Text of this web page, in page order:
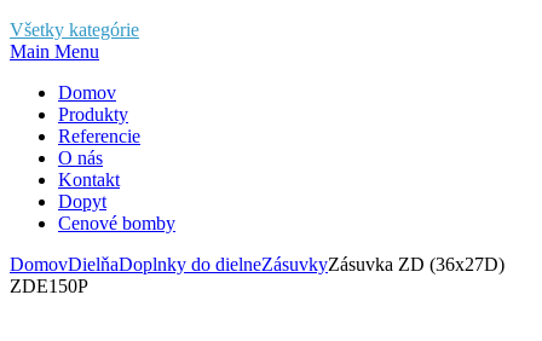
Všetky kategórie
Main Menu
Domov
Produkty
Referencie
O nás
Kontakt
Dopyt
Cenové bomby
DomovDielňaDoplnky do dielneZásuvkyZásuvka ZD (36x27D)
ZDE150P